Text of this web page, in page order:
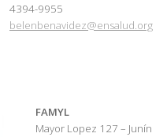
4394-9955
belenbenavidez@ensalud.org
FAMYL
Mayor Lopez 127 – Junín